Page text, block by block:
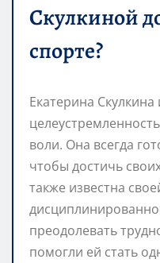
Скулкиной
спорте?
Екатерина Скулкина
воли. Она всегда
чтобы достичь
также известна
преодолевать
помогли ей стать